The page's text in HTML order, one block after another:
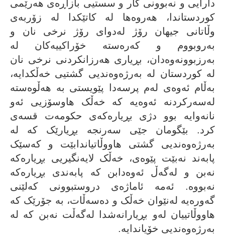
دارایى و نەبوونى کار و سستیی بازاڕەى هەرێمى
کوردستاندا، هەروەها لە کاتێکدا لە زۆربەى
وڵاتانى جیهان رۆژ لەدواى رۆژ نرخى نان و
بەروبووم و کەرەستە خۆراکییەکان لە
بەرزبوونەوەدان، بڕیارى هەرزانکردنى نرخى نان
لە کوردستان لە بەرژەوەندیی گشتیى خەڵکدایە،
بەڵام ئەوەى لەم پرسەدا پێویستى بە هەڵوەستە
لەسەرکردنە ئەوەیە کە خەڵک هاوسۆزیى ئەو
نانەوایە بوو دژى بڕیارەکەى حکومەت قسەی
کرد. بێگومان جێى سەرنجە بڕیارێک کە لە
بەرژەوەندیی گشتى هاووڵاتیاندابێت و کەسێک
پابەند نەبێت پێوەى، خەڵک لایەنگیریى بڕیارەکە
نەبن و لەگەڵ ئەوەدابن کە پابەندى بڕیارەکە
نەبووە. ئەمە ئاماژەى دروستبوونى کەلێنى
گەورەیە لەنێوان خەڵک و دەسەڵات، بە جۆرێک کە
هاووڵاتییان لەو بڕیارانەشدا لەگەڵت نەبن کە لە
بەرژەوەندیی خۆیاندایە.